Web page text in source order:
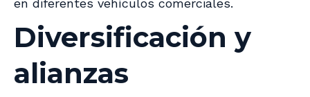
Diversificación y
alianzas